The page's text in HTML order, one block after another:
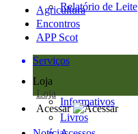
Relatório de Leite
Agricultura
Encontros
APP Scot
Serviços
Loja
Loja
Informativos
Livros
Acessar